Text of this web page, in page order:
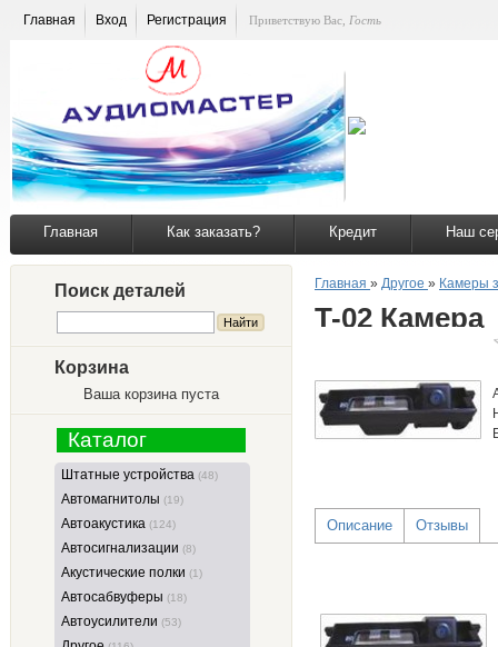
Главная Вход Регистрация Приветствую Вас Гость
Главная Как заказать? Кредит Наш
Поиск деталей
Корзина
Ваша корзина пуста
Каталог
Штатные устройства (48)
Автомагнитолы (19)
Автоакустика (124)
Автосигнализации (8)
Акустические полки (1)
Автосабвуферы (18)
Автоусилители (53)
Главная » Другое » Камеры
T-02 Камера
Описание Отзывы